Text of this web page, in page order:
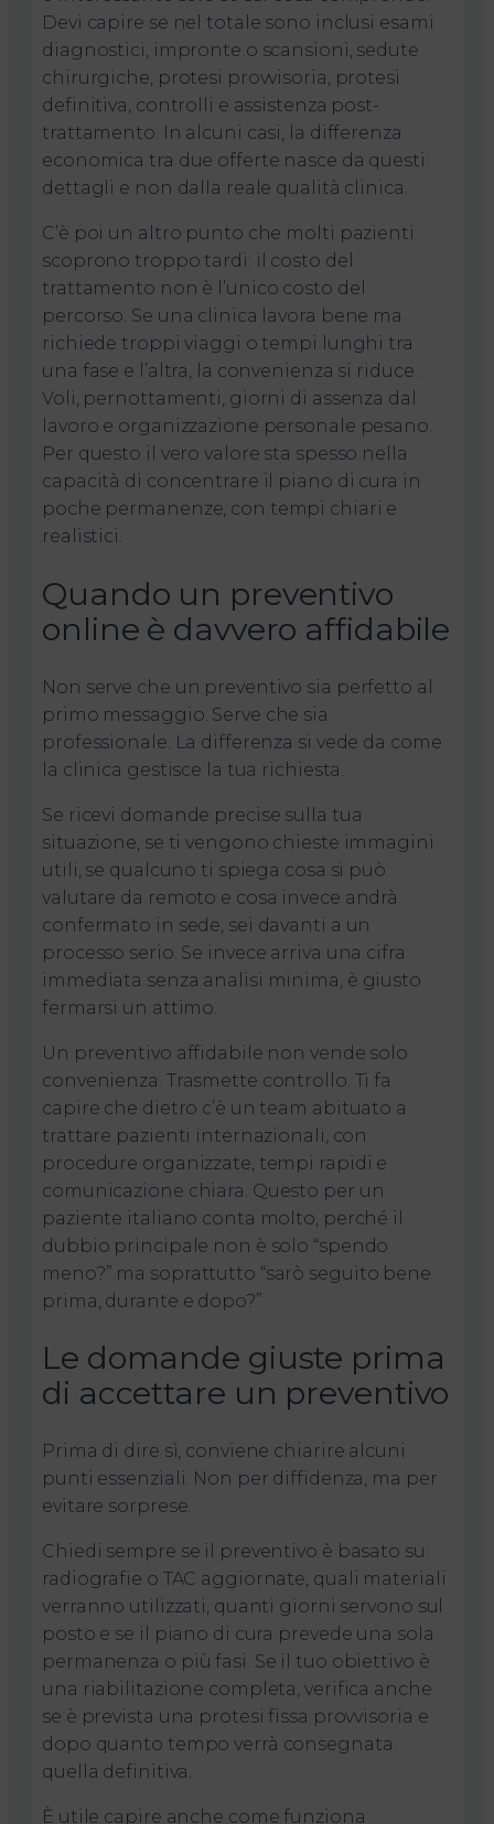
Devi capire se nel totale sono inclusi esami
diagnostici, impronte o scansioni, sedute
chirurgiche, protesi provvisoria, protesi
definitiva, controlli e assistenza post-
trattamento. In alcuni casi, la differenza
economica tra due offerte nasce da questi
dettagli e non dalla reale qualità clinica.
C’è poi un altro punto che molti pazienti
scoprono troppo tardi: il costo del
trattamento non è l’unico costo del
percorso. Se una clinica lavora bene ma
richiede troppi viaggi o tempi lunghi tra
una fase e l’altra, la convenienza si riduce.
Voli, pernottamenti, giorni di assenza dal
lavoro e organizzazione personale pesano.
Per questo il vero valore sta spesso nella
capacità di concentrare il piano di cura in
poche permanenze, con tempi chiari e
realistici.
Quando un preventivo
online è davvero affidabile
Non serve che un preventivo sia perfetto al
primo messaggio. Serve che sia
professionale. La differenza si vede da come
la clinica gestisce la tua richiesta.
Se ricevi domande precise sulla tua
situazione, se ti vengono chieste immagini
utili, se qualcuno ti spiega cosa si può
valutare da remoto e cosa invece andrà
confermato in sede, sei davanti a un
processo serio. Se invece arriva una cifra
immediata senza analisi minima, è giusto
fermarsi un attimo.
Un preventivo affidabile non vende solo
convenienza. Trasmette controllo. Ti fa
capire che dietro c’è un team abituato a
trattare pazienti internazionali, con
procedure organizzate, tempi rapidi e
comunicazione chiara. Questo per un
paziente italiano conta molto, perché il
dubbio principale non è solo “spendo
meno?” ma soprattutto “sarò seguito bene
prima, durante e dopo?”
Le domande giuste prima
di accettare un preventivo
Prima di dire sì, conviene chiarire alcuni
punti essenziali. Non per diffidenza, ma per
evitare sorprese.
Chiedi sempre se il preventivo è basato su
radiografie o TAC aggiornate, quali materiali
verranno utilizzati, quanti giorni servono sul
posto e se il piano di cura prevede una sola
permanenza o più fasi. Se il tuo obiettivo è
una riabilitazione completa, verifica anche
se è prevista una protesi fissa provvisoria e
dopo quanto tempo verrà consegnata
quella definitiva.
È utile capire anche come funziona